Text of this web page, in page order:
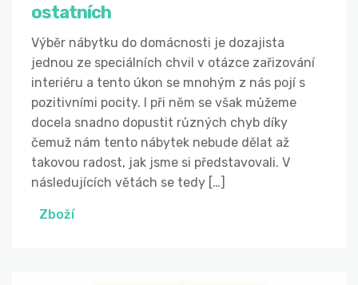
ostatních
Výběr nábytku do domácnosti je dozajista
jednou ze speciálních chvil v otázce zařizování
interiéru a tento úkon se mnohým z nás pojí s
pozitivními pocity. I při něm se však můžeme
docela snadno dopustit různých chyb díky
čemuž nám tento nábytek nebude dělat až
takovou radost, jak jsme si představovali. V
následujících větách se tedy […]
Zboží